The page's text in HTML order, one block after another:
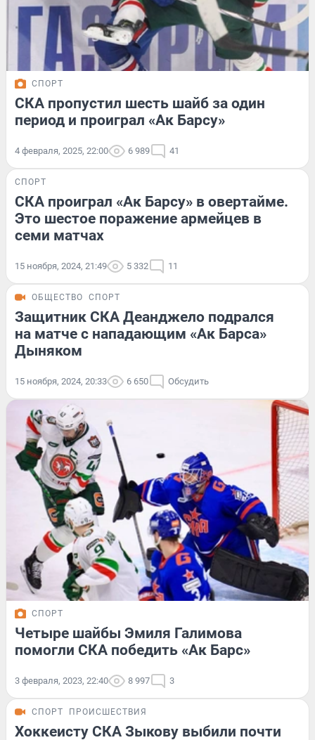
СПОРТ
СКА пропустил шесть шайб за один
период и проиграл «Ак Барсу»
4 февраля, 2025, 22:00 6 989 41
СПОРТ
СКА проиграл «Ак Барсу» в овертайме.
Это шестое поражение армейцев в
семи матчах
15 ноября, 2024, 21:49 5 332 11
ОБЩЕСТВО СПОРТ
Защитник СКА Деанджело подрался
на матче с нападающим «Ак Барса»
Дыняком
15 ноября, 2024, 20:33 6 650 Обсудить
СПОРТ
Четыре шайбы Эмиля Галимова
помогли СКА победить «Ак Барс»
3 февраля, 2023, 22:40 8 997 3
СПОРТ ПРОИСШЕСТВИЯ
Хоккеисту СКА Зыкову выбили почти